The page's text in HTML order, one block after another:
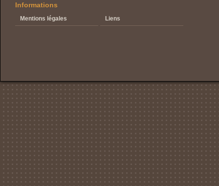
Informations
Mentions légales Liens